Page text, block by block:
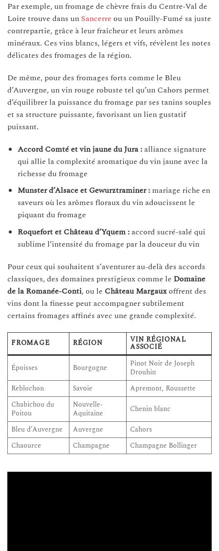
Par exemple, un fromage de chèvre frais du Centre-Val de
Loire trouve dans un Sancerre ou un Pouilly-Fumé sa juste
contrepartie, grâce à leur fraîcheur et leurs arômes
minéraux. Ces vins blancs, légers et vifs, révèlent les notes
délicates des fromages de la région.
De même, pour des fromages forts comme le Bleu
d’Auvergne, un vin rouge robuste tel qu’un Cahors permet
d’équilibrer la puissance du fromage par ses tanins souples
et sa structure puissante, favorisant un lien gustatif
puissant.
Accord Comté et vin jaune du Jura :alliance signature
qui allie la complexité aromatique du vin jaune avec la
richesse du fromage
Munster d’Alsace et Gewurztraminer :mariage riche en
saveurs où les arômes floraux du vin adoucissent le
piquant du fromage
Roquefort et Château d’Yquem :accord sucré-salé qui
sublime l’intensité du fromage par la douceur du vin
Pour ceux qui souhaitent s’aventurer au-delà des accords
classiques, des domaines prestigieux comme le Domaine
de la Romanée-Conti, ou le Château Margauxoffrent des
vins dont la finesse peut accompagner subtilement
certains fromages affinés avec une grande complexité.
FROMAGE RÉGION VIN RÉGIONAL
ASSOCIÉ
Époisses
Bourgogne
Pinot Noir de Joseph
Drouhin
Reblochon
Savoie
Apremont, Roussette
Chabichou du
Poitou
Nouvelle-
Aquitaine
Chenin blanc
Bleu d’Auvergne
Auvergne
Cahors
Chaource
Champagne Champagne Bollinger